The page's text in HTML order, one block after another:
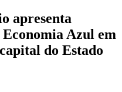
apresenta
Azul em
do Estado